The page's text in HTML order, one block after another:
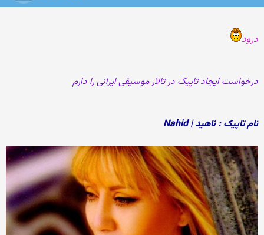
درود
درخواست ایجاد تاپیک در تالار موسیقی ایرانی را دارم
نام تاپیک : ناهید | Nahid